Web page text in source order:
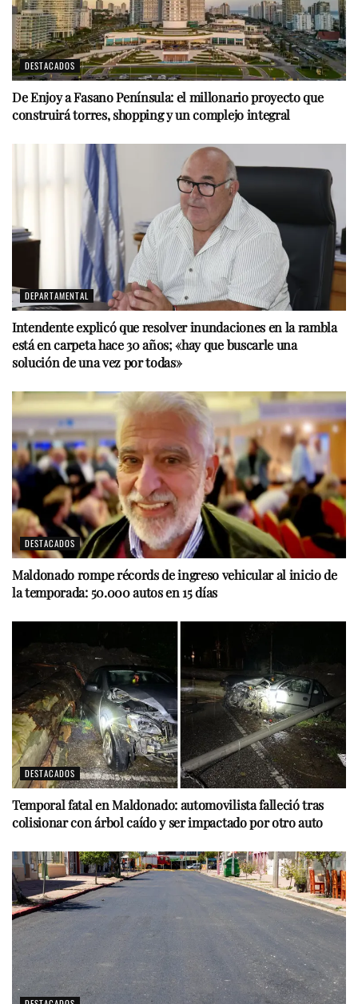
DESTACADOS
De Enjoy a Fasano Península: el millonario proyecto que
construirá torres, shopping y un complejo integral
DEPARTAMENTAL
Intendente explicó que resolver inundaciones en la rambla
está en carpeta hace 30 años; «hay que buscarle una
solución de una vez por todas»
DESTACADOS
Maldonado rompe récords de ingreso vehicular al inicio de
la temporada: 50.000 autos en 15 días
DESTACADOS
Temporal fatal en Maldonado: automovilista falleció tras
colisionar con árbol caído y ser impactado por otro auto